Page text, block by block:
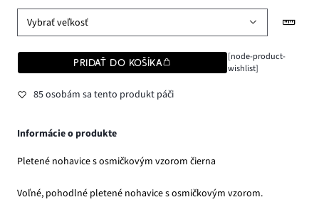
Vybrať veľkosť
PRIDAŤ DO KOŠÍKA
[node-product-
wishlist]
85 osobám sa tento produkt páči
Informácie o produkte
Pletené nohavice s osmičkovým vzorom čierna
Voľné, pohodlné pletené nohavice s osmičkovým vzorom.